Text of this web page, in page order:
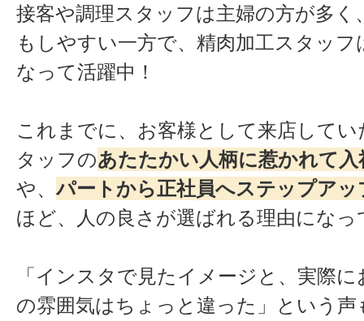
接客や調理スタッフは主婦の方が多く
もしやすい一方で、精肉加工スタッフ
なって活躍中！
これまでに、お客様として来店して
タッフのあたたかい人柄に惹かれて入
や、パートから正社員へステップアッ
ほど、人の良さが選ばれる理由になっ
「インスタで見たイメージと、実際
の雰囲気はちょっと違った」という声